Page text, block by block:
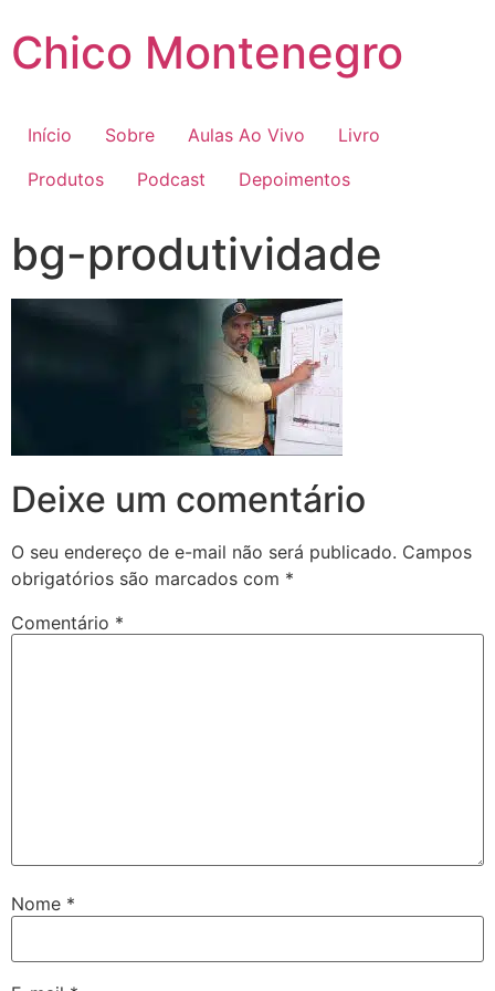
to
content
Chico Montenegro
Início Sobre Aulas Ao Vivo
Livro
Produtos
Podcast Depoimentos
bg-produtividade
Deixe um comentário
O seu endereço de e-mail não será publicado. Campos
obrigatórios são marcados com *
Comentário *
Nome *